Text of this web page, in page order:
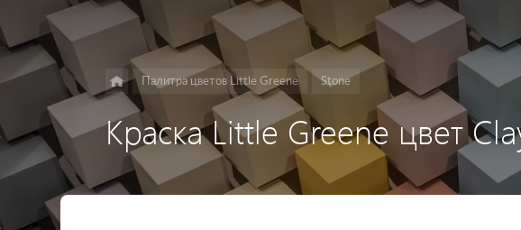
Палитра цветов Little Greene Stone
Краска Little Greene цвет